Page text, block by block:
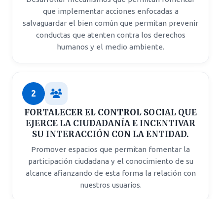
que implementar acciones enfocadas a
salvaguardar el bien común que permitan prevenir
conductas que atenten contra los derechos
humanos y el medio ambiente.
2
FORTALECER EL CONTROL SOCIAL QUE
EJERCE LA CIUDADANÍA E INCENTIVAR
SU INTERACCIÓN CON LA ENTIDAD.
Promover espacios que permitan fomentar la
participación ciudadana y el conocimiento de su
alcance afianzando de esta forma la relación con
nuestros usuarios.